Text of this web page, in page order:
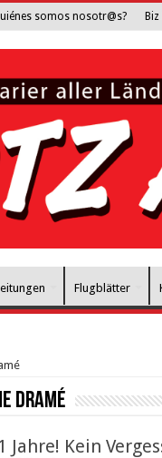
somos nosotr@s?
Flugblätter
Dramé
Jahre! Kein